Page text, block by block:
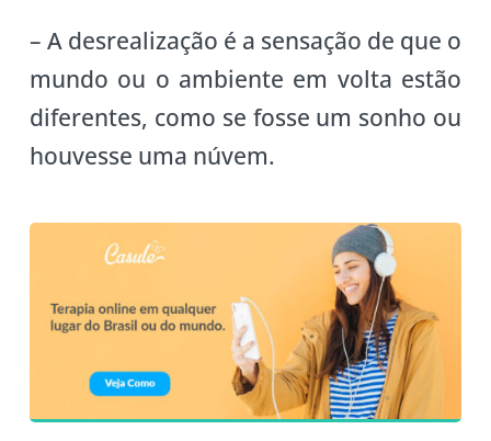
– A desrealização é a sensação de que o
mundo ou o ambiente em volta estão
diferentes, como se fosse um sonho ou
houvesse uma núvem.